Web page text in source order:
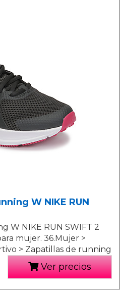
W NIKE RUN
W NIKE RUN SWIFT 2
mujer. 36.Mujer >
> Zapatillas de running
Ver precios